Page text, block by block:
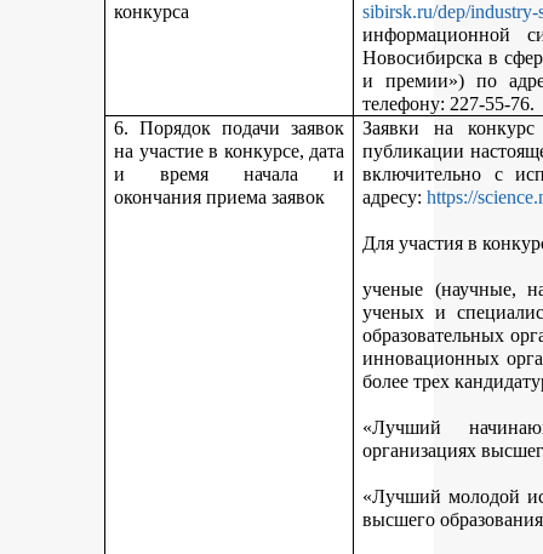
конкурса
sibirsk.ru/dep/industry-
информационной
Новосибирска в
и премии») по
телефону: 227-55-76.
6. Порядок подачи заявок
на участие в конкурсе, дата
и время начала и
окончания приема заявок
Заявки на
публикации
включительно с
адресу:https://
Для участия в
ученые (научные,
ученых и
образовательных
инновационных
более трех
«Лучший
организациях
«Лучший молодой
высшего